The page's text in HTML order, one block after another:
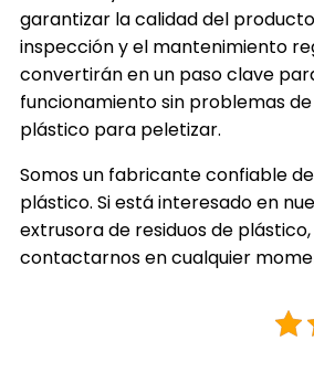
garantizar la calidad del
inspección y el mantenimiento
convertirán en un paso clave
funcionamiento sin problemas
plástico para peletizar.
Somos un fabricante confiable
plástico. Si está interesado en
extrusora de residuos de
contactarnos en cualquier